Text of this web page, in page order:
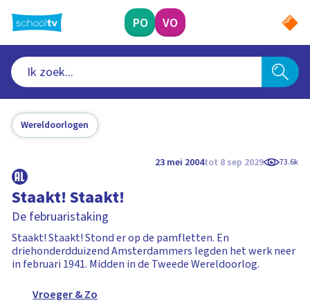
naar
hoofdinhoud
PO VO
Wereldoorlogen
23 mei 2004tot 8 sep 2029 73.6k
Staakt! Staakt!
De februaristaking
Staakt! Staakt! Stond er op de pamfletten. En
driehonderdduizend Amsterdammers legden het werk neer
in februari 1941. Midden in de Tweede Wereldoorlog.
Vroeger & Zo